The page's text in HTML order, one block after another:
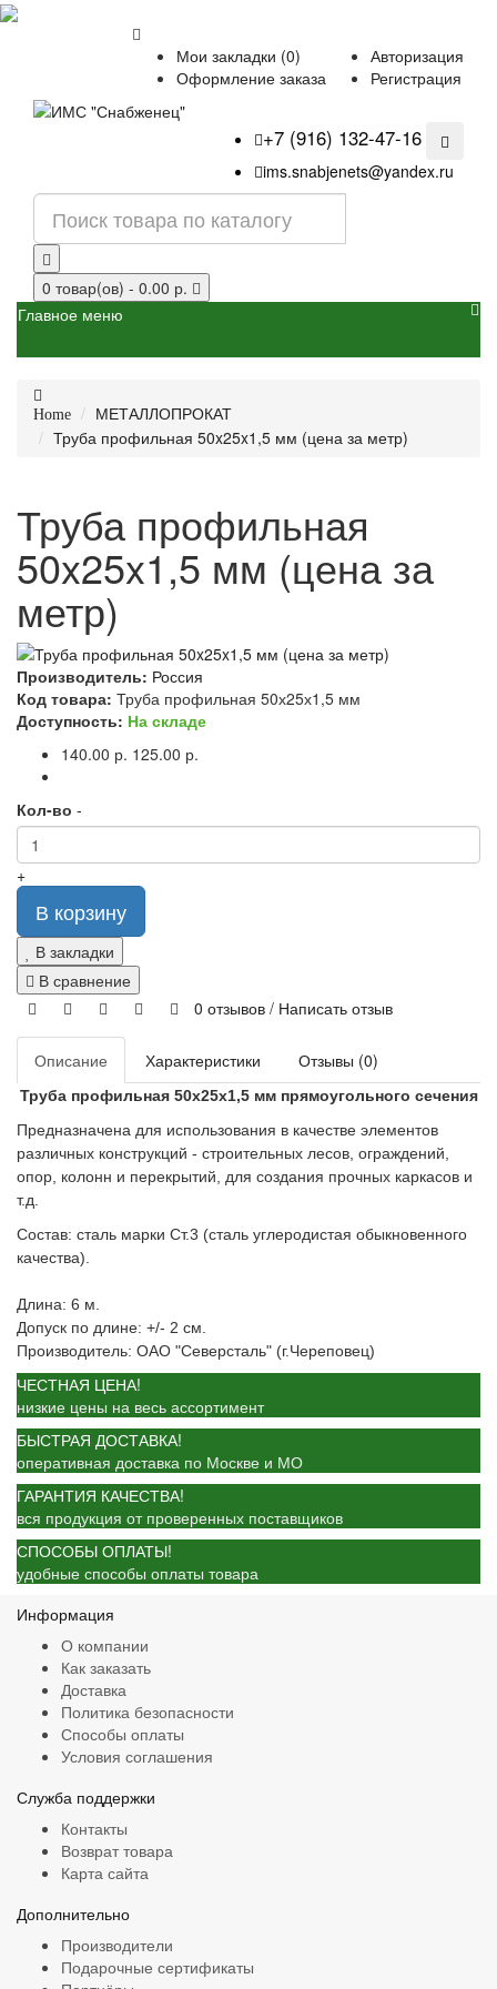
Авторизация
Регистрация
Мои закладки (0)
Оформление заказа
+7 (916) 132-47-16
ims.snabjenets@yandex.ru
0 товар(ов) - 0.00 р.
Главное меню
Home
МЕТАЛЛОПРОКАТ
Труба профильная 50x25x1,5 мм (цена за метр)
Труба профильная
50x25x1,5 мм (цена за
метр)
Производитель: Россия
Код товара: Труба профильная 50х25х1,5 мм
Доступность: На складе
140.00 р. 125.00 р.
Кол-во -
+
В корзину
В закладки
В сравнение
0 отзывов / Написать отзыв
Описание Характеристики Отзывы (0)
Труба профильная 50х25х1,5 мм прямоугольного сечения
Предназначена для использования в качестве элементов
различных конструкций - строительных лесов, ограждений,
опор, колонн и перекрытий, для создания прочных каркасов и
т.д.
Состав: сталь марки Ст.3 (сталь углеродистая обыкновенного
качества).
Длина: 6 м.
Допуск по длине: +/- 2 см.
Производитель: ОАО "Северсталь" (г.Череповец)
ЧЕСТНАЯ ЦЕНА!
низкие цены на весь ассортимент
БЫСТРАЯ ДОСТАВКА!
оперативная доставка по Москве и МО
ГАРАНТИЯ КАЧЕСТВА!
вся продукция от проверенных поставщиков
СПОСОБЫ ОПЛАТЫ!
удобные способы оплаты товара
Информация
О компании
Как заказать
Доставка
Политика безопасности
Способы оплаты
Условия соглашения
Служба поддержки
Контакты
Возврат товара
Карта сайта
Дополнительно
Производители
Подарочные сертификаты